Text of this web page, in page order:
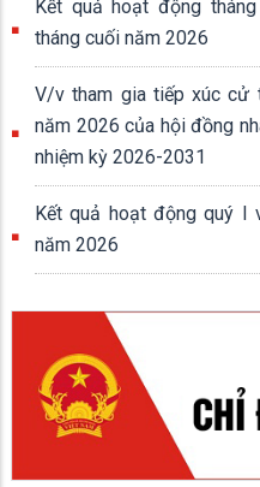
Kết quả hoạt động
tháng cuối năm 2026
V/v tham gia tiếp xúc cử
năm 2026 của hội đồng
nhiệm kỳ 2026-2031
Kết quả hoạt động quý I
năm 2026